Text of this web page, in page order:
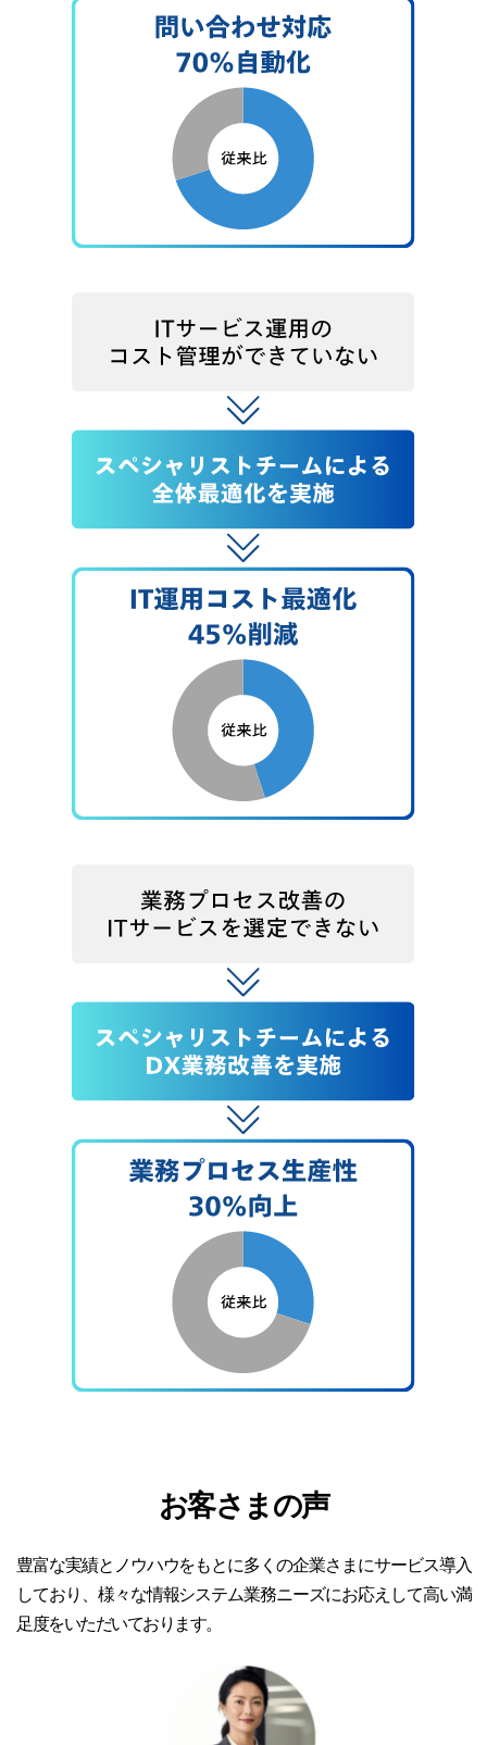
お客さまの声
豊富な実績とノウハウをもとに多くの企業さまにサービス導入
しており、様々な情報システム業務ニーズにお応えして高い満
足度をいただいております。